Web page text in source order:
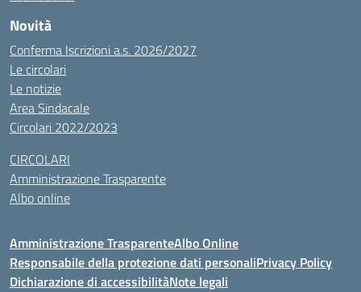
Novità
Conferma Iscrizioni a.s. 2026/2027
Le circolari
Le notizie
Area Sindacale
Circolari 2022/2023
CIRCOLARI
Amministrazione Trasparente
Albo online
Amministrazione TrasparenteAlbo Online
Responsabile della protezione dati personaliPrivacy Policy
Dichiarazione di accessibilitàNote legali